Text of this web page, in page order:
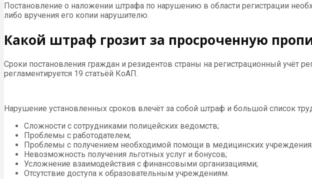
Постановление о наложении штрафа по нарушению в области регистрации
либо вручения его копии нарушителю.
Какой штраф грозит за просроченную
Сроки постановления граждан и резидентов страны на регистрационный учёт
регламентируется 19 статьёй КоАП.
Нарушение установленных сроков влечёт за собой штраф и большой список
Сложности с сотрудниками полицейских ведомств;
Проблемы с работодателем;
Проблемы с получением необходимой помощи в медицинских
Невозможность получения льготных услуг и бонусов;
Усложнение взаимодействия с финансовыми организациями;
Отсутствие доступа к образовательным учреждениям.